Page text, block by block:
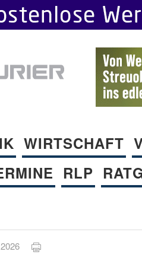
WIRTSCHAFT
RLP